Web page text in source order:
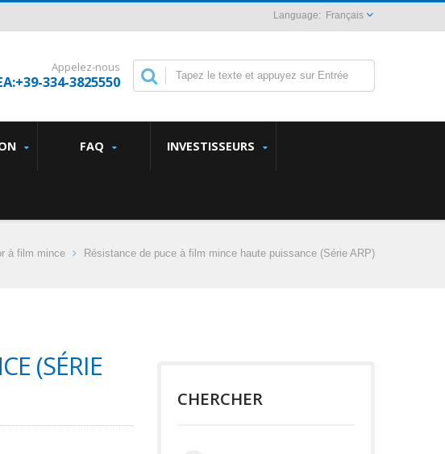
Français
Appelez-nous
334-3825550
FAQ INVESTISSEURS
à film mince Résistance de puce à film mince haute puissance (Série ARP)
(SÉRIE
CHERCHER